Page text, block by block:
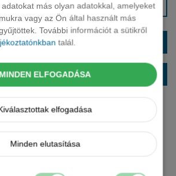
más olyan adatokkal, amelyeket
vagy az Ön által használt más
További információt a sütikről
talál.
MINDEN ELFOGADÁSA
elfogadása
Minden elutasítása
Kérjen visszahívást!